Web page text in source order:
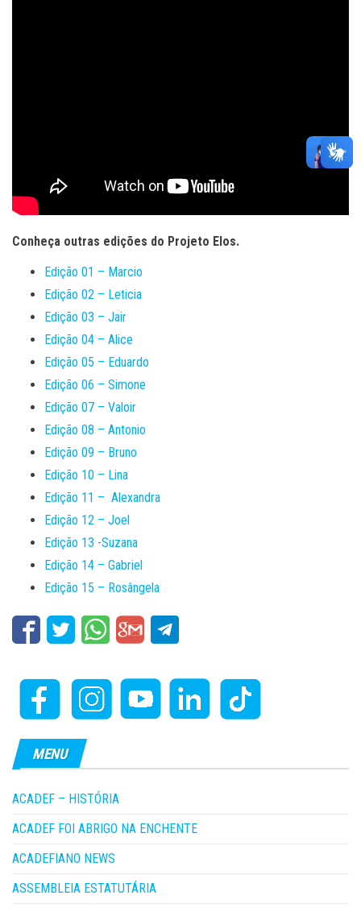
Conheça outras edições do Projeto Elos.
Edição 01 – Marcio
Edição 02 – Leticia
Edição 03 – Jair
Edição 04 – Alice
Edição 05 – Eduardo
Edição 06 – Simone
Edição 07 – Valoir
Edição 08 – Antonio
Edição 09 – Bruno
Edição 10 – Lina
Edição 11 – Alexandra
Edição 12 – Joel
Edição 13 -Suzana
Edição 14 – Gabriel
Edição 15 – Rosângela
MENU
ACADEF – HISTÓRIA
ACADEF FOI ABRIGO NA ENCHENTE
ACADEFIANO NEWS
ASSEMBLEIA ESTATUTÁRIA